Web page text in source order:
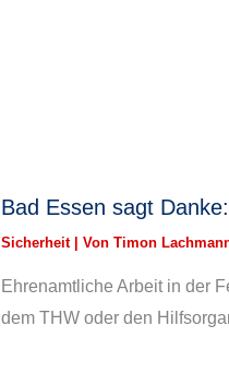
Bad Essen sagt
Sicherheit| Von Timon
Ehrenamtliche Arbeit in der
dem THW oder den